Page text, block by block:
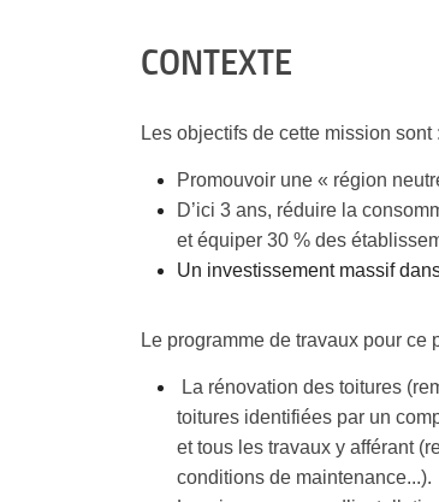
CONTEXTE
Les objectifs de cette mission sont :
Promouvoir une « région
D’ici 3 ans, réduire la
et équiper 30 % des
Un investissement massif
Le programme de travaux pour ce
La rénovation des toitures
toitures identifiées par un
et tous les travaux y afférant
conditions de maintenance...).